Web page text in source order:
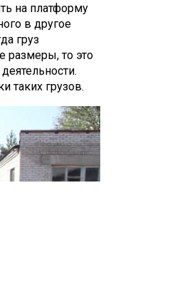
на платформу
в другое
груз
размеры, то это
таких грузов.